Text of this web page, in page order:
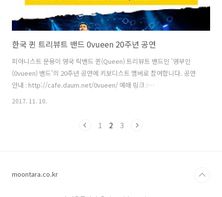
한국 퀸 트리뷰트 밴드 0vueen 20주년 공연
피아니스트 문용이 영국 락밴드 퀸(Queen) 트리뷰트 밴드인 '영부인
(0vueen) 밴드'의 20주년 공연에 키보디스트 멤버로 참여합니다. 공연
안내 : http://cafe.daum.net/0vueen/ 예매 링크 :
https://goo.gl/forms/p9RkbS0U3oXnPsXj1 오프라인 예매 : 신촌 보
가, 또 퀸의 음악이 그리우신 분들은 찾아와주시면 감사하겠습니다^^ 아
2017. 11. 10.
1 2 3
moontara.co.kr